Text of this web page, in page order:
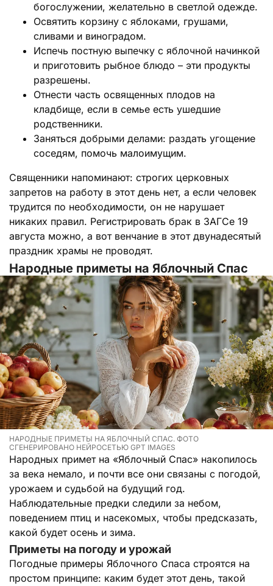
богослужении, желательно в светлой одежде.
Освятить корзину с яблоками, грушами,
сливами и виноградом.
Испечь постную выпечку с яблочной начинкой
и приготовить рыбное блюдо – эти продукты
разрешены.
Отнести часть освященных плодов на
кладбище, если в семье есть ушедшие
родственники.
Заняться добрыми делами: раздать угощение
соседям, помочь малоимущим.
Священники напоминают: строгих церковных
запретов на работу в этот день нет, а если человек
трудится по необходимости, он не нарушает
никаких правил. Регистрировать брак в ЗАГСе 19
августа можно, а вот венчание в этот двунадесятый
праздник храмы не проводят.
Народные приметы на Яблочный Спас
НАРОДНЫЕ ПРИМЕТЫ НА ЯБЛОЧНЫЙ СПАС. ФОТО
СГЕНЕРИРОВАНО НЕЙРОСЕТЬЮ GPT IMAGES
Народных примет на «Яблочный Спас» накопилось
за века немало, и почти все они связаны с погодой,
урожаем и судьбой на будущий год.
Наблюдательные предки следили за небом,
поведением птиц и насекомых, чтобы предсказать,
какой будет осень и зима.
Приметы на погоду и урожай
Погодные примеры Яблочного Спаса строятся на
простом принципе: каким будет этот день, такой